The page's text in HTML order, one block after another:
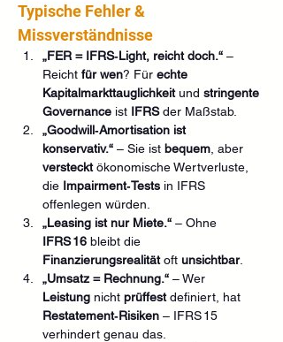
Typische Fehler &
Missverständnisse
„FER = IFRS‑Light, reicht doch.“ –
Reicht für wen? Für echte
Kapitalmarkttauglichkeit und stringente
Governance ist IFRS der Maßstab.
„Goodwill‑Amortisation ist
konservativ.“ – Sie ist bequem , aber
versteckt ökonomische Wertverluste,
die Impairment‑Tests in IFRS
offenlegen würden.
„Leasing ist nur Miete.“ – Ohne
IFRS 16 bleibt die
Finanzierungsrealität oft unsichtbar.
„Umsatz = Rechnung.“ – Wer
Leistung nicht prüffest definiert, hat
Restatement‑Risiken – IFRS 15
verhindert genau das.